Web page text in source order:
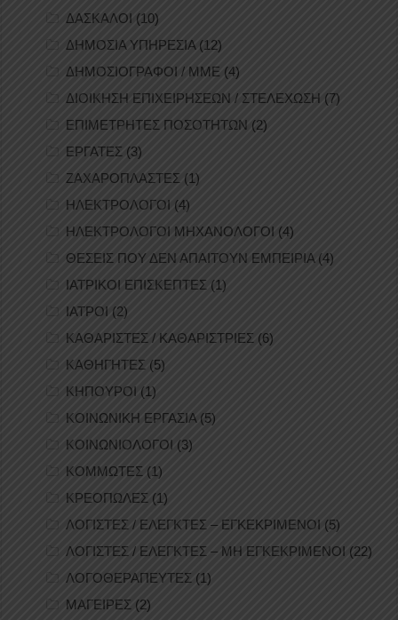
ΔΑΣΚΑΛΟΙ (10)
ΔΗΜΟΣΙΑ ΥΠΗΡΕΣΙΑ(12)
ΔΗΜΟΣΙΟΓΡΑΦΟΙ / ΜΜΕ (4)
ΔΙΟΙΚΗΣΗ ΕΠΙΧΕΙΡΗΣΕΩΝ / ΣΤΕΛΕΧΩΣΗ (7)
ΕΠΙΜΕΤΡΗΤΕΣ ΠΟΣΟΤΗΤΩΝ (2)
ΕΡΓΑΤΕΣ (3)
ΖΑΧΑΡΟΠΛΑΣΤΕΣ (1)
ΗΛΕΚΤΡΟΛΟΓΟΙ (4)
ΗΛΕΚΤΡΟΛΟΓΟΙ ΜΗΧΑΝΟΛΟΓΟΙ (4)
ΘΕΣΕΙΣ ΠΟΥ ΔΕΝ ΑΠΑΙΤΟΥΝ ΕΜΠΕΙΡΙΑ (4)
ΙΑΤΡΙΚΟΙ ΕΠΙΣΚΕΠΤΕΣ (1)
ΙΑΤΡΟΙ (2)
ΚΑΘΑΡΙΣΤΕΣ / ΚΑΘΑΡΙΣΤΡΙΕΣ (6)
ΚΑΘΗΓΗΤΕΣ (5)
ΚΗΠΟΥΡΟΙ (1)
ΚΟΙΝΩΝΙΚΗ ΕΡΓΑΣΙΑ(5)
ΚΟΙΝΩΝΙΟΛΟΓΟΙ (3)
ΚΟΜΜΩΤΕΣ (1)
ΚΡΕΟΠΩΛΕΣ (1)
ΛΟΓΙΣΤΕΣ / ΕΛΕΓΚΤΕΣ – ΕΓΚΕΚΡΙΜΕΝΟΙ (5)
ΛΟΓΙΣΤΕΣ / ΕΛΕΓΚΤΕΣ – ΜΗ ΕΓΚΕΚΡΙΜΕΝΟΙ (22)
ΛΟΓΟΘΕΡΑΠΕΥΤΕΣ (1)
ΜΑΓΕΙΡΕΣ (2)